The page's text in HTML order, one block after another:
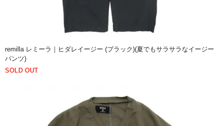
remilla レミーラ｜ヒダレイージー (ブラック)(夏でもサラサラなイージー
パンツ)
SOLD OUT